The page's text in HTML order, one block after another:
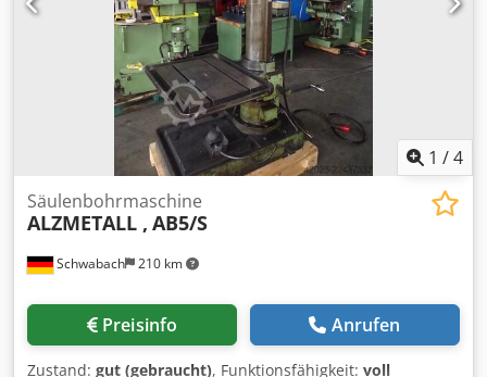
Versandkosten per Spedition: ca. 190€ International Buyers
are Welcome! Sie erhalten eine Rechnung mit
ausgewiesener Mehrwertsteuer. Besichtigung / Abholung
ist nach Absprache in 42855 Remscheid möglich. Verkauf
ab Standort 42855 Remscheid, frei verladen. Irrtum in
technischen Daten und Zwischenverkauf vorbehalten.
1 /4
Schwabach 210 km
Säulenbohrmaschine
ALZMETALL , AB5/S
Preisinfo Anrufen
Zustand: gut (gebraucht), Funktionsfähigkeit: voll